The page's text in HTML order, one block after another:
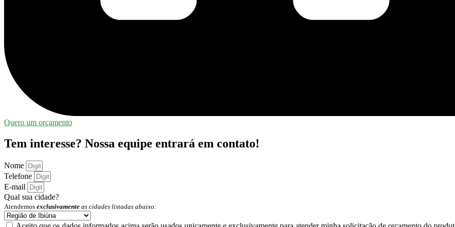
Quero um orçamento
Tem interesse? Nossa equipe entrará em contato!
Nome
Telefone
E-mail
Qual sua cidade?
Atendemos exclusivamente as cidades listadas abaixo: